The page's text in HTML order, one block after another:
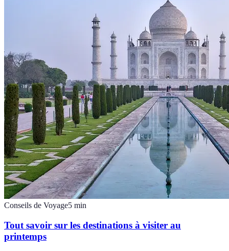
Conseils de Voyage5 min
Tout savoir sur les destinations à visiter au
printemps